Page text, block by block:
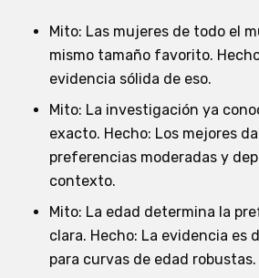
Mito: Las mujeres de todo el
mismo tamaño favorito.
evidencia sólida de eso.
Mito: La investigación ya
exacto. Hecho: Los mejores
preferencias moderadas y
contexto.
Mito: La edad determina la
clara. Hecho: La evidencia es
para curvas de edad robustas.